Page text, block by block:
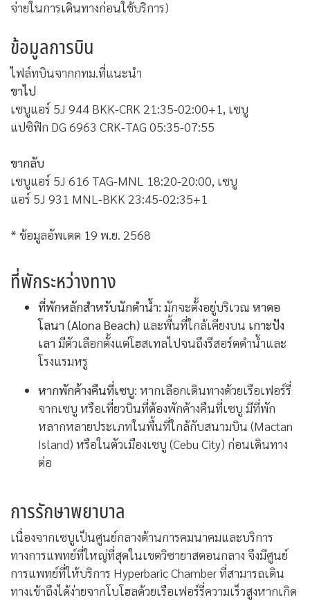
จ่ายในการเดินทางก่อนใช้บริการ)
ข้อมูลการบิน
ไฟล์ทบินจากกทม.ที่แนะนำ
ขาไป
เซบูแอร์ 5J 944 BKK-CRK 21:35-02:00+1, เซบู
แปซิฟิก DG 6963 CRK-TAG 05:35-07:55
ขากลับ
เซบูแอร์ 5J 616 TAG-MNL 18:20-20:00, เซบู
แอร์ 5J 931 MNL-BKK 23:45-02:35+1
* ข้อมูลอัพเดต 19 พ.ย. 2568
ที่พักระหว่างทาง
ที่พักหลักสำหรับนักดำน้ำ: มักจะตั้งอยู่บริเวณ หาดอ
โลนา (Alona Beach) และพื้นที่ใกล้เคียงบน เกาะปัง
เลามีตัวเลือกตั้งแต่โฮสเทลไปจนถึงรีสอร์ตดำน้ำและ
โรงแรมหรู
หากพักค้างคืนที่เซบู: หากเลือกเดินทางด้วยเรือเฟอร์รี่
จากเซบู หรือเที่ยวบินที่ต้องพักค้างคืนที่เซบู มีที่พัก
หลากหลายประเภทในพื้นที่ใกล้กับสนามบิน (Mactan
Island) หรือในตัวเมืองเซบู (Cebu City) ก่อนเดินทาง
ต่อ
การรักษาพยาบาล
เนื่องจากเซบูเป็นศูนย์กลางด้านการคมนาคมและบริการ
ทางการแพทย์ที่ใหญ่ที่สุดในเขตวิซายาสตอนกลาง จึงมีศูนย์
การแพทย์ที่ให้บริการ Hyperbaric Chamber ที่สามารถเดิน
ทางเข้าถึงได้ง่ายจากโบโฮลด้วยเรือเฟอร์รี่ความเร็วสูงหากเกิด